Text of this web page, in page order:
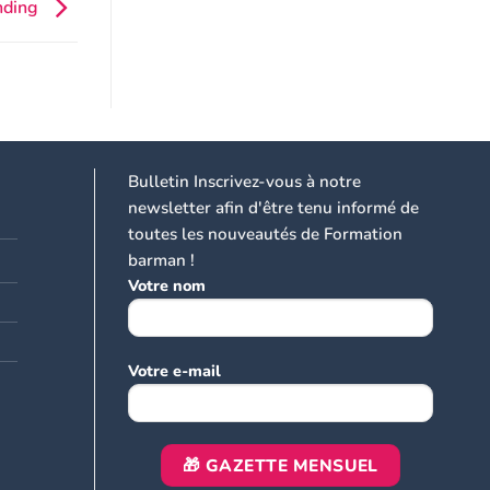
Bulletin Inscrivez-vous à notre
newsletter afin d'être tenu informé de
toutes les nouveautés de Formation
barman !
Votre nom
Votre e-mail